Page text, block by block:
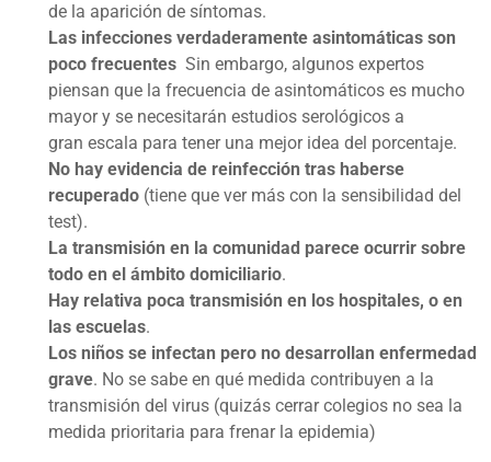
de la aparición de síntomas.
Las infecciones verdaderamente asintomáticas son
poco frecuentes Sin embargo, algunos expertos
piensan que la frecuencia de asintomáticos es mucho
mayor y se necesitarán estudios serológicos a
gran escala para tener una mejor idea del porcentaje.
No hay evidencia de reinfección tras haberse
recuperado (tiene que ver más con la sensibilidad del
test).
La transmisión en la comunidad parece ocurrir sobre
todo en el ámbito domiciliario.
Hay relativa poca transmisión en los hospitales, o en
las escuelas.
Los niños se infectan pero no desarrollan enfermedad
grave. No se sabe en qué medida contribuyen a la
transmisión del virus (quizás cerrar colegios no sea la
medida prioritaria para frenar la epidemia)